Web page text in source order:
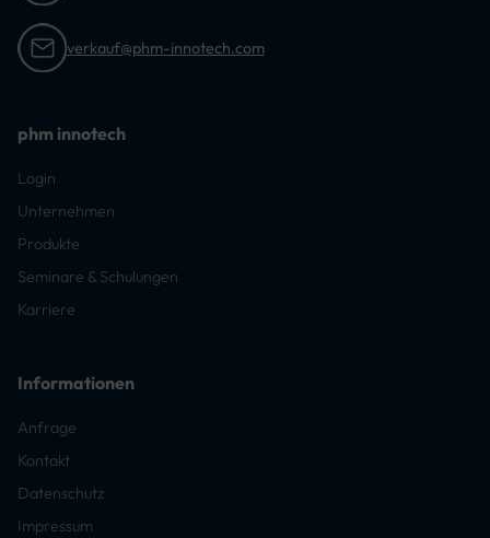
verkauf@phm-innotech.com
phm innotech
Login
Unternehmen
Produkte
Seminare & Schulungen
Karriere
Informationen
Anfrage
Kontakt
Datenschutz
Impressum